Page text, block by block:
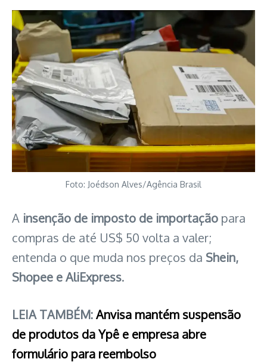
Foto: Joédson Alves/Agência Brasil
A insenção de imposto de importação para
compras de até US$ 50 volta a valer;
entenda o que muda nos preços da Shein,
Shopee e AliExpress.
LEIA TAMBÉM:Anvisa mantém suspensão
de produtos da Ypê e empresa abre
formulário para reembolso